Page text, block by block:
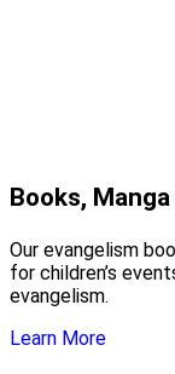
Books,
Our evangelism
for children’s
evangelism.
Learn More